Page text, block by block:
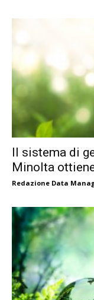
Il sistema di
Minolta
Redazione Data